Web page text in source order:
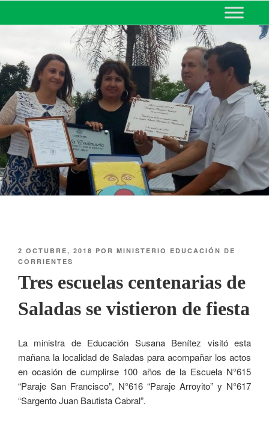
MINISTERIO DE EDUCACIÓN
DE CORRIENTES
2 OCTUBRE, 2018 POR MINISTERIO EDUCACIÓN DE
CORRIENTES
Tres escuelas centenarias de
Saladas se vistieron de fiesta
La ministra de Educación Susana Benítez visitó esta
mañana la localidad de Saladas para acompañar los actos
en ocasión de cumplirse 100 años de la Escuela N°615
“Paraje San Francisco”, N°616 “Paraje Arroyito” y N°617
“Sargento Juan Bautista Cabral”.